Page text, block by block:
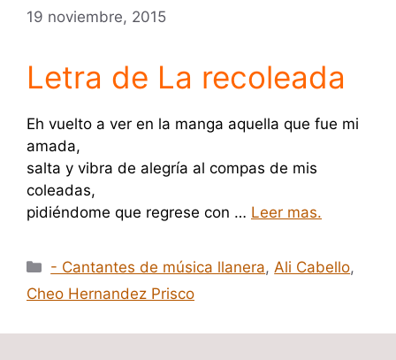
19 noviembre, 2015
Letra de La recoleada
Eh vuelto a ver en la manga aquella que fue mi
amada,
salta y vibra de alegría al compas de mis
coleadas,
pidiéndome que regrese con … Leer mas.
Categorías
- Cantantes de música llanera,Ali Cabello,
Cheo Hernandez Prisco